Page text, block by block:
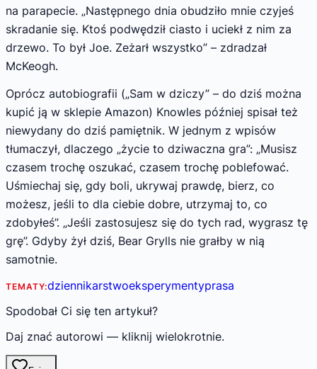
na parapecie. „Następnego dnia obudziło mnie czyjeś
skradanie się. Ktoś podwędził ciasto i uciekł z nim za
drzewo. To był Joe. Zeżarł wszystko” – zdradzał
McKeogh.
Oprócz autobiografii („Sam w dziczy” – do dziś można
kupić ją w sklepie Amazon) Knowles później spisał też
niewydany do dziś pamiętnik. W jednym z wpisów
tłumaczył, dlaczego „życie to dziwaczna gra”: „Musisz
czasem trochę oszukać, czasem trochę poblefować.
Uśmiechaj się, gdy boli, ukrywaj praw­dę, bierz, co
możesz, jeśli to dla ciebie dobre, utrzymaj to, co
zdobyłeś”. „Jeśli zastosujesz się do tych rad, wygrasz tę
grę”. Gdyby żył dziś, Bear Grylls nie grałby w nią
samotnie.
TEMATY:dziennikarstwoeksperymentyprasa
Spodobał Ci się ten artykuł?
Daj znać autorowi — kliknij wielokrotnie.